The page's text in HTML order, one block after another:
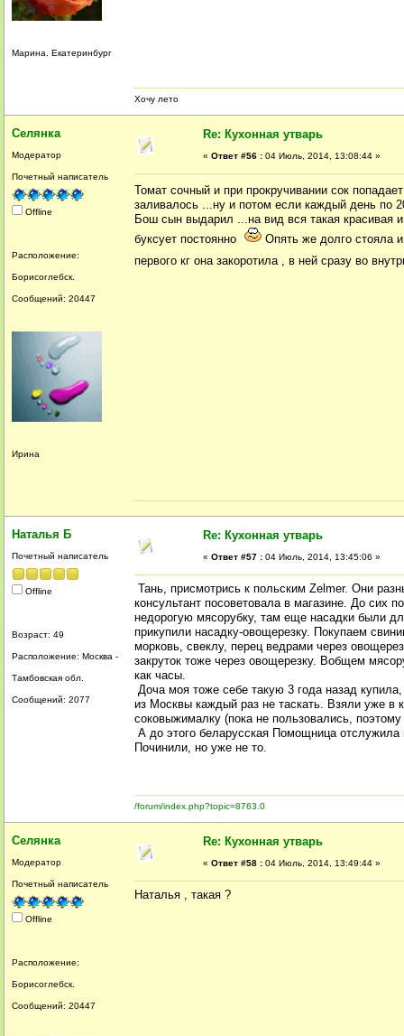
Марина. Екатеринбург
Хочу лето
Селянка
Модератор
Почетный написатель
Offline
Расположение:
Борисоглебск.
Сообщений: 20447
Ирина
Re: Кухонная утварь
« Ответ #56 : 04 Июль, 2014, 13:08:44 »
Томат сочный и при прокручивании сок
заливалось ...ну и потом если каждый день по
Бош сын выдарил ...на вид вся такая красивая
буксует постоянно
Опять же долго стояла
первого кг она закоротила , в ней сразу во
Наталья Б
Почетный написатель
Offline
Возраст: 49
Расположение: Москва -
Тамбовская обл.
Сообщений: 2077
Re: Кухонная утварь
« Ответ #57 : 04 Июль, 2014, 13:45:06 »
Тань, присмотрись к польским Zelmer. Они
консультант посоветовала в магазине. До
недорогую мясорубку, там еще насадки были
прикупили насадку-овощерезку. Покупаем
морковь, свеклу, перец ведрами через
закруток тоже через овощерезку. Вобщем
как часы.
Доча моя тоже себе такую 3 года назад
из Москвы каждый раз не таскать. Взяли уже в
соковыжималку (пока не пользовались,
А до этого беларусская Помощница
Починили, но уже не то.
/forum/index.php?topic=8763.0
Селянка
Модератор
Почетный написатель
Offline
Расположение:
Борисоглебск.
Сообщений: 20447
Re: Кухонная утварь
« Ответ #58 : 04 Июль, 2014, 13:49:44 »
Наталья , такая ?